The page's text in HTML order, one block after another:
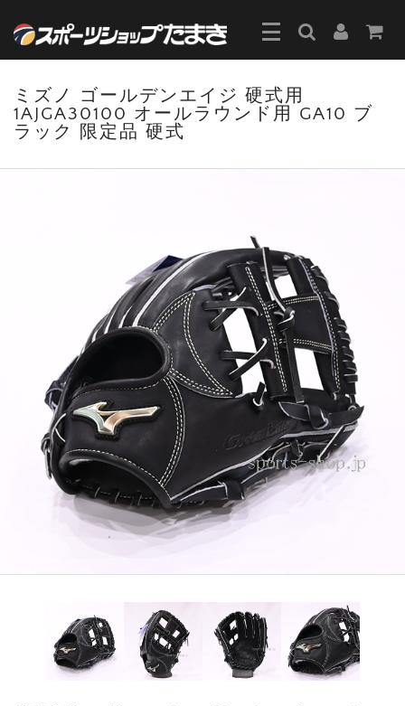
ミズノ ゴールデンエイジ 硬式用
1AJGA30100 オールラウンド用 GA10 ブ
ラック 限定品 硬式